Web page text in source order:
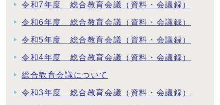
令和7年度 総合教育会議（資料・会議録）
令和6年度 総合教育会議（資料・会議録）
令和5年度 総合教育会議（資料・会議録）
令和4年度 総合教育会議（資料・会議録）
総合教育会議について
令和3年度 総合教育会議（資料・会議録）